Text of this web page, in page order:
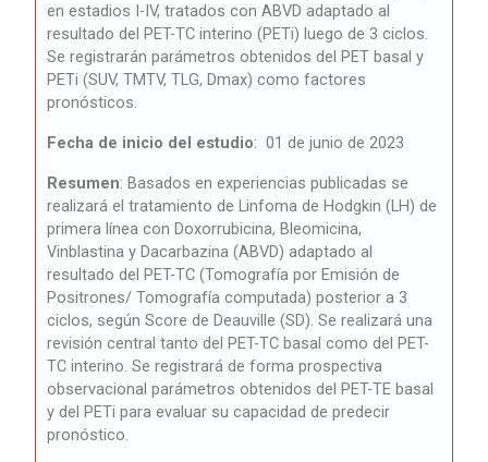
en estadios I-IV, tratados con ABVD adaptado al
resultado delPET-TC interino (PETi) luego de 3 ciclos.
Se registrarán parámetros obtenidosdel PET basal y
PETi (SUV, TMTV, TLG, Dmax) como factores
pronósticos.
Fecha de inicio del estudio: 01 de junio de 2023
Resumen:Basados en experiencias publicadas se
realizará el tratamiento de Linfoma de Hodgkin (LH) de
primera línea con Doxorrubicina, Bleomicina,
Vinblastina y Dacarbazina (ABVD) adaptado al
resultado del PET-TC (Tomografía por Emisión de
Positrones/ Tomografía computada) posterior a 3
ciclos, según Score de Deauville (SD). Se realizará una
revisión central tanto del PET-TC basal como del PET-
TC interino. Se registrará de forma prospectiva
observacional parámetros obtenidos del PET-TE basal
y del PETi para evaluar su capacidad de predecir
pronóstico.